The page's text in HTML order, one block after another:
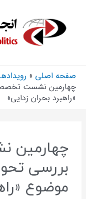
صفحه اصلی
چهارمین نشست
«راهبرد بحران زدایی»
بررسی
موضوع